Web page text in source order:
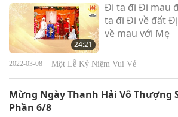
24:21
Đi ta đi Đi mau
ta đi Đi về đất
về mau với Mẹ
2022-03-08 Một Lễ Kỷ Niệm Vui Vẻ
Mừng Ngày Thanh Hải Vô Thượng
Phần 6/8